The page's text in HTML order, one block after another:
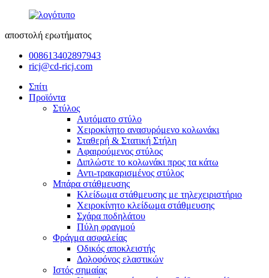
αποστολή ερωτήματος
008613402897943
ricj@cd-ricj.com
Σπίτι
Προϊόντα
Στύλος
Αυτόματο στύλο
Χειροκίνητο ανασυρόμενο κολωνάκι
Σταθερή & Στατική Στήλη
Αφαιρούμενος στύλος
Διπλώστε το κολωνάκι προς τα κάτω
Αντι-τρακαρισμένος στύλος
Μπάρα στάθμευσης
Κλείδωμα στάθμευσης με τηλεχειριστήριο
Χειροκίνητο κλείδωμα στάθμευσης
Σχάρα ποδηλάτου
Πύλη φραγμού
Φράγμα ασφαλείας
Οδικός αποκλειστής
Δολοφόνος ελαστικών
Ιστός σημαίας